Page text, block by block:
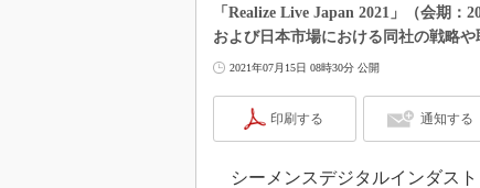
「Realize Live Japan 2021」（会期
および日本市場における同社の戦略や
2021年07月15日 08時30分 公開
印刷する 通知する
シーメンスデジタルインダスト